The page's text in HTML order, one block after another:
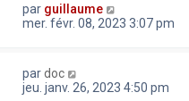
par guillaume
mer. févr. 08, 2023 3:07 pm
pardoc
jeu. janv. 26, 2023 4:50 pm